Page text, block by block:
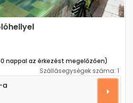
nappal az érkezést megelőzően)
Szállásegységek száma: 1
Orebic (Peljesac) A-27641-a
a